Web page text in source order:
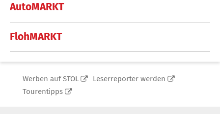
AutoMARKT
FlohMARKT
Werben auf STOL
Leserreporter werden
Tourentipps